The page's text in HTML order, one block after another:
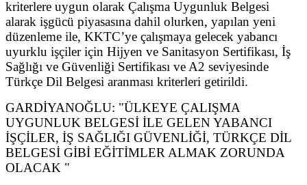
kriterlere uygun olarak Çalışma Uygunluk Belgesi
alarak işgücü piyasasına dahil olurken, yapılan yeni
düzenleme ile, KKTC’ye çalışmaya gelecek yabancı
uyurklu işçiler için Hijyen ve Sanitasyon Sertifikası, İş
Sağlığı ve Güvenliği Sertifikası ve A2 seviyesinde
Türkçe Dil Belgesi aranması kriterleri getirildi.
GARDİYANOĞLU: "ÜLKEYE ÇALIŞMA
UYGUNLUK BELGESİ İLE GELEN YABANCI
İŞÇİLER, İŞ SAĞLIĞI GÜVENLİĞİ, TÜRKÇE DİL
BELGESİ GİBİ EĞİTİMLER ALMAK ZORUNDA
OLACAK "